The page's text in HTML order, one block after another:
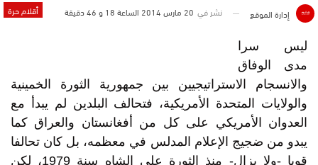
أقلام حرة إدارة الموقع نشر في 20 مارس 2014 الساعة 18 و 46 دقيقة
ليس سرا
مدى الوفاق
والانسجام الاستراتيجيين بين جمهورية الثورة الخمينية
والولايات المتحدة الأمريكية، فتحالف البلدين لم يبدأ مع
العدوان الأمريكي على كل من أفغانستان والعراق كما
يبدو من ضجيج الإعلام المدلس في معظمه، بل كان تحالفا
قويا -ولا يزال- منذ الثورة على الشاه سنة 1979، لكن